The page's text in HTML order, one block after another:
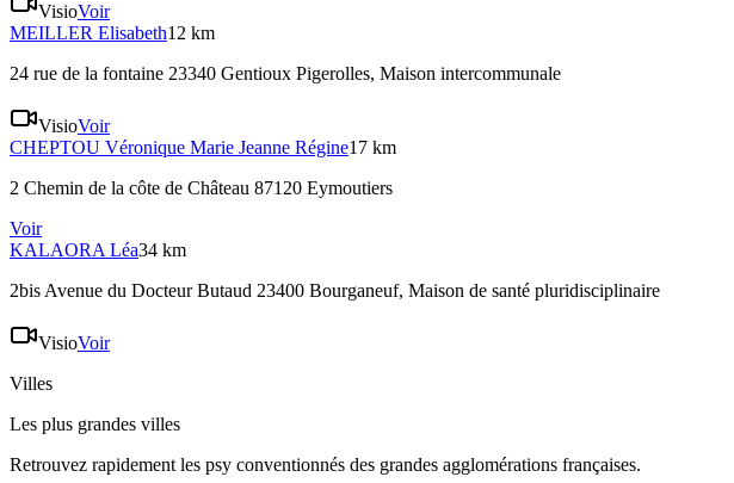
VisioVoir
MEILLER Elisabeth12 km
24 rue de la fontaine 23340 Gentioux Pigerolles, Maison intercommunale
VisioVoir
CHEPTOU Véronique Marie Jeanne Régine17 km
2 Chemin de la côte de Château 87120 Eymoutiers
Voir
KALAORA Léa34 km
2bis Avenue du Docteur Butaud 23400 Bourganeuf, Maison de santé pluridisciplinaire
VisioVoir
Villes
Les plus grandes villes
Retrouvez rapidement les psy conventionnés des grandes agglomérations françaises.